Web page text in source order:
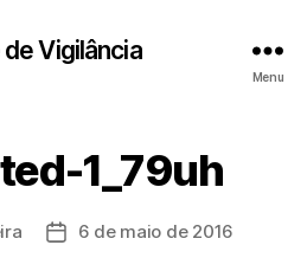
Vigilância
Menu
1_79uh
Data6 de maio de 2016